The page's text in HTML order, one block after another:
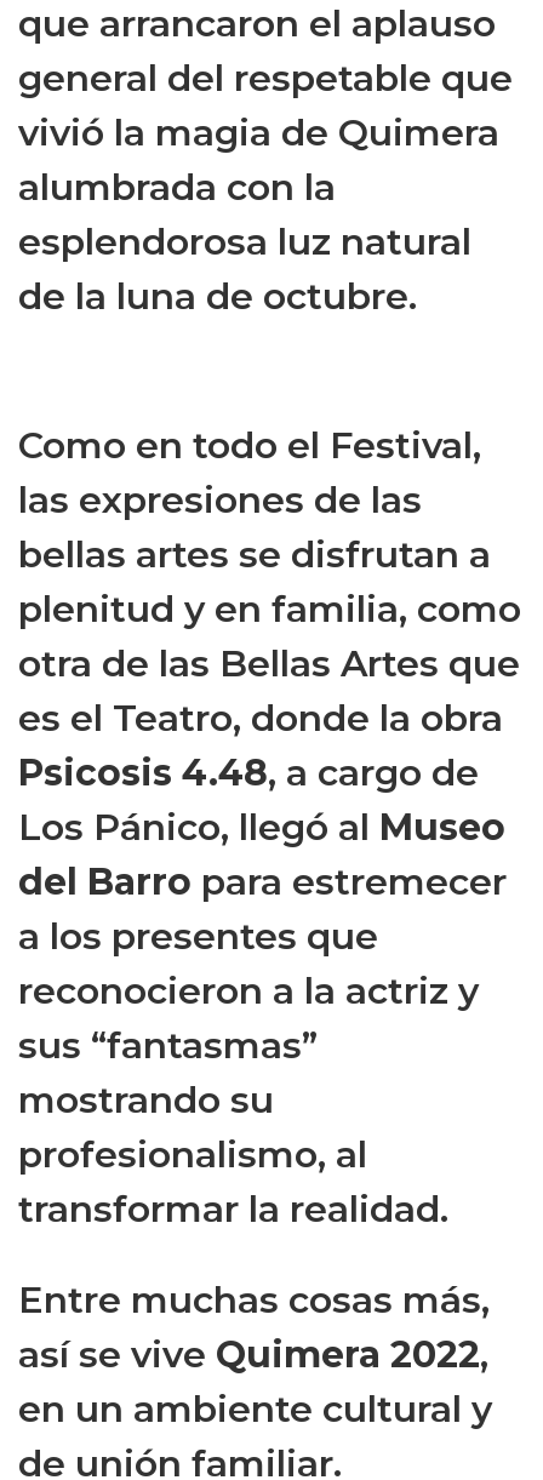
que arrancaron el aplauso
general del respetable que
vivió la magia de Quimera
alumbrada con la
esplendorosa luz natural
de la luna de octubre.
Como en todo el Festival,
las expresiones de las
bellas artes se disfrutan a
plenitud y en familia, como
otra de las Bellas Artes que
es el Teatro, donde la obra
Psicosis 4.48, a cargo de
Los Pánico, llegó al Museo
del Barro para estremecer
a los presentes que
reconocieron a la actriz y
sus “fantasmas”
mostrando su
profesionalismo, al
transformar la realidad.
Entre muchas cosas más,
así se vive Quimera 2022,
en un ambiente cultural y
de unión familiar.